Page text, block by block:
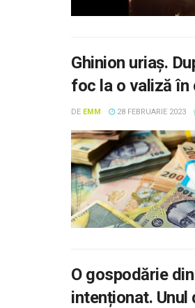
Ghinion uriaș.
foc la o valiză în
DE EMM 28 FEBRUARIE 2023
O gospodărie
intenționat.